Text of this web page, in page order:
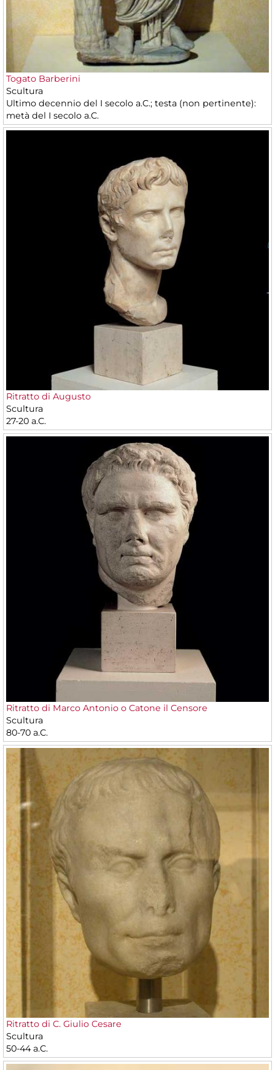
Togato Barberini
Scultura
Ultimo decennio del I secolo a.C.; testa (non pertinente):
metà del I secolo a.C.
Ritratto di Augusto
Scultura
27-20 a.C.
Ritratto di Marco Antonio o Catone il Censore
Scultura
80-70 a.C.
Ritratto di C. Giulio Cesare
Scultura
50-44 a.C.